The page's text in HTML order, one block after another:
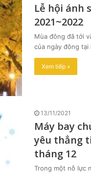
Lễ hội ánh
2021~2022
Mùa đông đã tới
của ngày đông
Xem tiếp »
13/11/2021
Máy bay
yêu thẳng
tháng 12
Trong một nỗ lực